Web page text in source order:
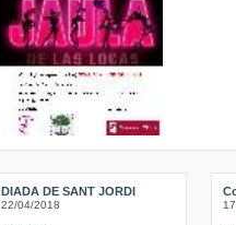
DIADA DE SANT JORDI
22/04/2018